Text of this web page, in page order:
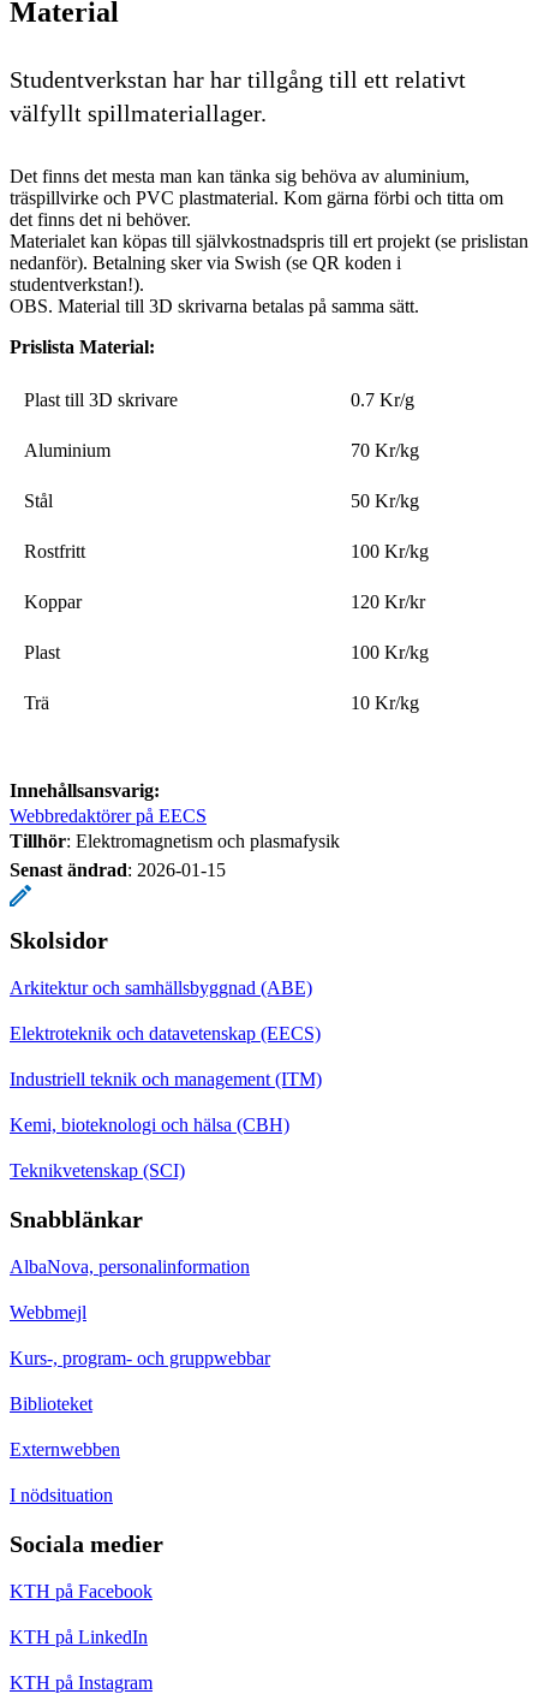
Material
Studentverkstan har har tillgång till ett relativt
välfyllt spillmateriallager.
Det finns det mesta man kan tänka sig behöva av aluminium,
träspillvirke och PVC plastmaterial. Kom gärna förbi och titta om
det finns det ni behöver.
Materialet kan köpas till självkostnadspris till ert projekt (se prislistan
nedanför). Betalning sker via Swish (se QR koden i
studentverkstan!).
OBS. Material till 3D skrivarna betalas på samma sätt.
Prislista Material:
Plast till 3D skrivare 0.7 Kr/g
Aluminium 70 Kr/kg
Stål 50 Kr/kg
Rostfritt 100 Kr/kg
Koppar 120 Kr/kr
Plast 100 Kr/kg
Trä 10 Kr/kg
Innehållsansvarig:
Webbredaktörer på EECS
Tillhör: Elektromagnetism och plasmafysik
Senast ändrad: 2026-01-15
Skolsidor
Arkitektur och samhällsbyggnad (ABE)
Elektroteknik och datavetenskap (EECS)
Industriell teknik och management (ITM)
Kemi, bioteknologi och hälsa (CBH)
Teknikvetenskap (SCI)
Snabblänkar
AlbaNova, personalinformation
Webbmejl
Kurs-, program- och gruppwebbar
Biblioteket
Externwebben
I nödsituation
Sociala medier
KTH på Facebook
KTH på LinkedIn
KTH på Instagram